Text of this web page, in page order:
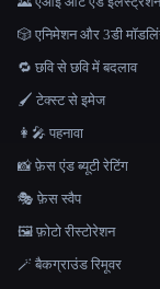
🎲 एनिमेशन और 3डी
🔁 छवि से छवि में बदलाव
🖌️ टेक्स्ट से इमेज
👩‍🎤 पहनावा
📸 फ़ेस एंड ब्यूटी रेटिंग
🎭 फ़ेस स्वैप
🖼️ फ़ोटो रीस्टोरेशन
🪄 बैकग्राउंड रिमूवर